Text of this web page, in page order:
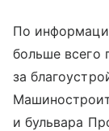
По
больше всего
за
и бульвара